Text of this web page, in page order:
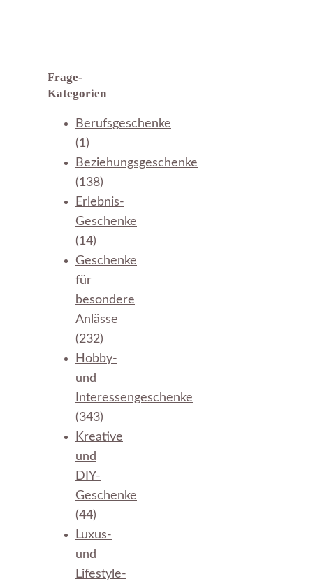
Frage-
Kategorien
Berufsgeschenke
(1)
Beziehungsgeschenke
(138)
Erlebnis-
Geschenke
(14)
Geschenke
für
besondere
Anlässe
(232)
Hobby-
und
Interessengeschenke
(343)
Kreative
und
DIY-
Geschenke
(44)
Luxus-
und
Lifestyle-